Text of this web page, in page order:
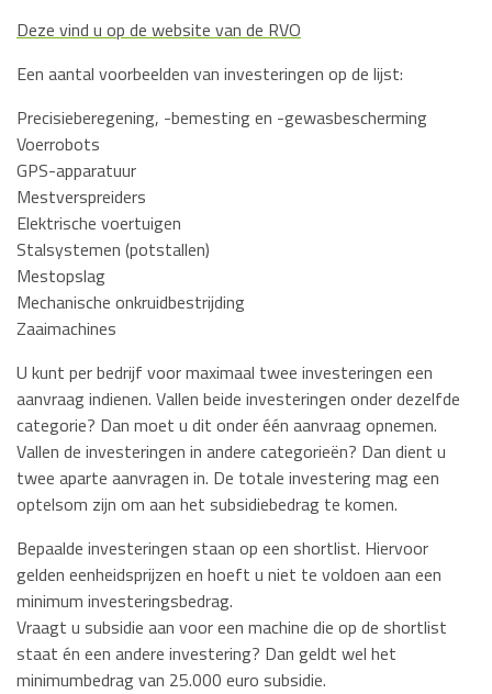
Deze vind u op de website van de RVO
Een aantal voorbeelden van investeringen op de lijst:
Precisieberegening, -bemesting en -gewasbescherming
Voerrobots
GPS-apparatuur
Mestverspreiders
Elektrische voertuigen
Stalsystemen (potstallen)
Mestopslag
Mechanische onkruidbestrijding
Zaaimachines
U kunt per bedrijf voor maximaal twee investeringen een
aanvraag indienen. Vallen beide investeringen onder dezelfde
categorie? Dan moet u dit onder één aanvraag opnemen.
Vallen de investeringen in andere categorieën? Dan dient u
twee aparte aanvragen in. De totale investering mag een
optelsom zijn om aan het subsidiebedrag te komen.
Bepaalde investeringen staan op een shortlist. Hiervoor
gelden eenheidsprijzen en hoeft u niet te voldoen aan een
minimum investeringsbedrag.
Vraagt u subsidie aan voor een machine die op de shortlist
staat én een andere investering? Dan geldt wel het
minimumbedrag van 25.000 euro subsidie.